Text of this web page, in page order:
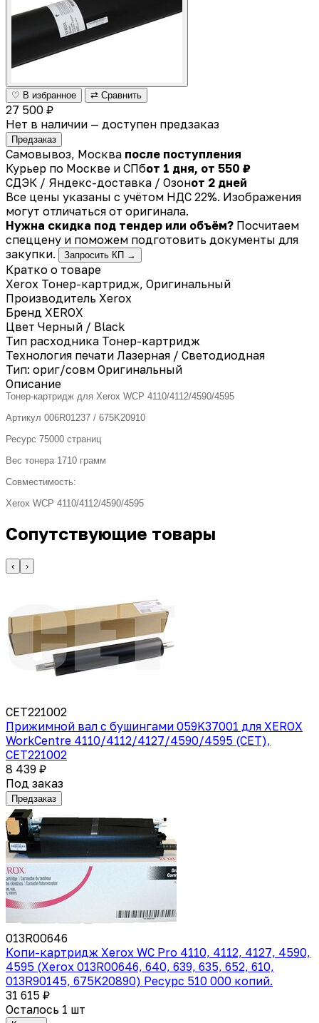
♡ В избранное ⇄ Сравнить
27 500 ₽
Нет в наличии — доступен предзаказ
Предзаказ
Самовывоз, Москва после поступления
Курьер по Москве и СПбот 1 дня, от 550 ₽
СДЭК / Яндекс-доставка / Озонот 2 дней
Все цены указаны с учётом НДС 22%. Изображения
могут отличаться от оригинала.
Нужна скидка под тендер или объём? Посчитаем
спеццену и поможем подготовить документы для
закупки.
Запросить КП →
Кратко о товаре
Xerox Тонер-картридж, Оригинальный
Производитель Xerox
Бренд XEROX
Цвет Черный / Black
Тип расходника Тонер-картридж
Технология печати Лазерная / Светодиодная
Тип: ориг/совм Оригинальный
Описание
Тонер-картридж для Xerox WCP 4110/4112/4590/4595
Артикул 006R01237 / 675K20910
Ресурс 75000 страниц
Вес тонера 1710 грамм
Совместимость:
Xerox WCP 4110/4112/4590/4595
Сопутствующие товары
‹ ›
CET221002
Прижимной вал с бушингами 059K37001 для XEROX
WorkCentre 4110/4112/4127/4590/4595 (CET),
CET221002
8 439 ₽
Под заказ
Предзаказ
013R00646
Копи-картридж Xerox WC Pro 4110, 4112, 4127, 4590,
4595 (Xerox 013R00646, 640, 639, 635, 652, 610,
013R90145, 675K20890) Ресурс 510 000 копий.
31 615 ₽
Осталось 1 шт